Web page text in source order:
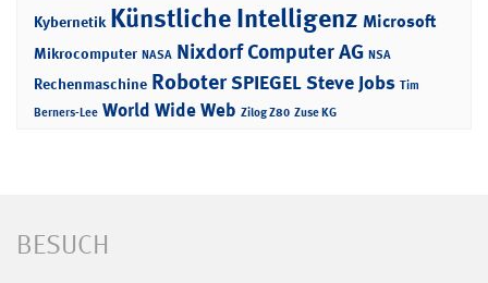
Kybernetik Künstliche Intelligenz Microsoft
Mikrocomputer NASA Nixdorf Computer AG NSA
Rechenmaschine RoboterSPIEGELSteve Jobs Tim
Berners-Lee World Wide Web Zilog Z80 Zuse KG
BESUCH